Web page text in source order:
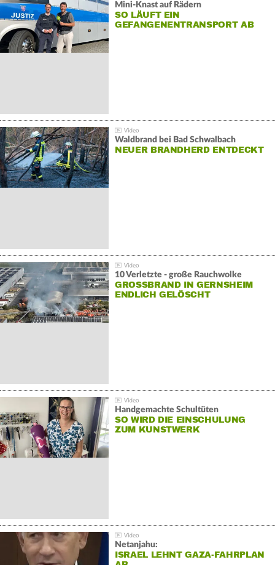
Mini-Knast auf Rädern
SO LÄUFT EIN
GEFANGENENTRANSPORT AB
Waldbrand bei Bad Schwalbach
NEUER BRANDHERD ENTDECKT
10 Verletzte - große Rauchwolke
GROSSBRAND IN GERNSHEIM E
NDLICH GELÖSCHT
Handgemachte Schultüten
SO WIRD DIE EINSCHULUNG
ZUM KUNSTWERK
Netanjahu:
ISRAEL LEHNT GAZA-FAHRPLAN